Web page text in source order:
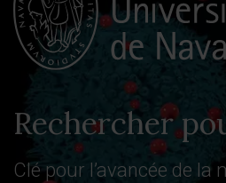
Rechercher
Clé pour l’avancée de la